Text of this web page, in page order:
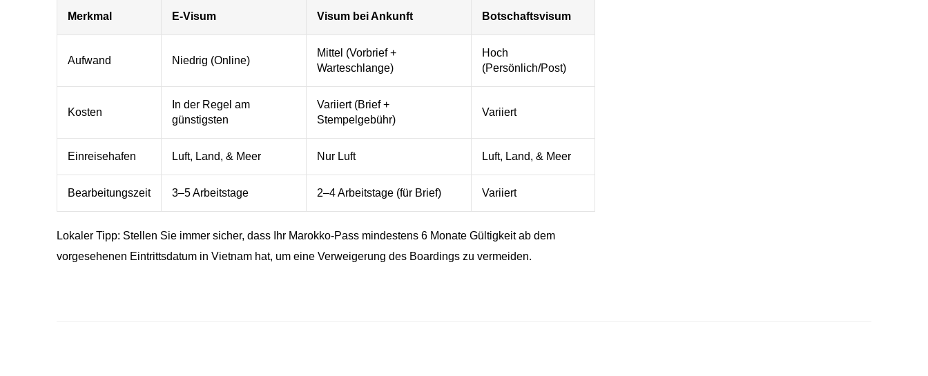
Merkmal E-Visum Visum bei Ankunft Botschaftsvisum
Aufwand Niedrig (Online)
Mittel (Vorbrief +
Warteschlange)
Hoch
(Persönlich/Post)
Kosten
In der Regel am
günstigsten
Variiert (Brief +
Stempelgebühr)
Variiert
Einreisehafen Luft, Land, & Meer Nur Luft Luft, Land, & Meer
Bearbeitungszeit 3–5 Arbeitstage 2–4 Arbeitstage (für Brief) Variiert
Lokaler Tipp: Stellen Sie immer sicher, dass Ihr Marokko-Pass mindestens 6 Monate Gültigkeit ab dem
vorgesehenen Eintrittsdatum in Vietnam hat, um eine Verweigerung des Boardings zu vermeiden.